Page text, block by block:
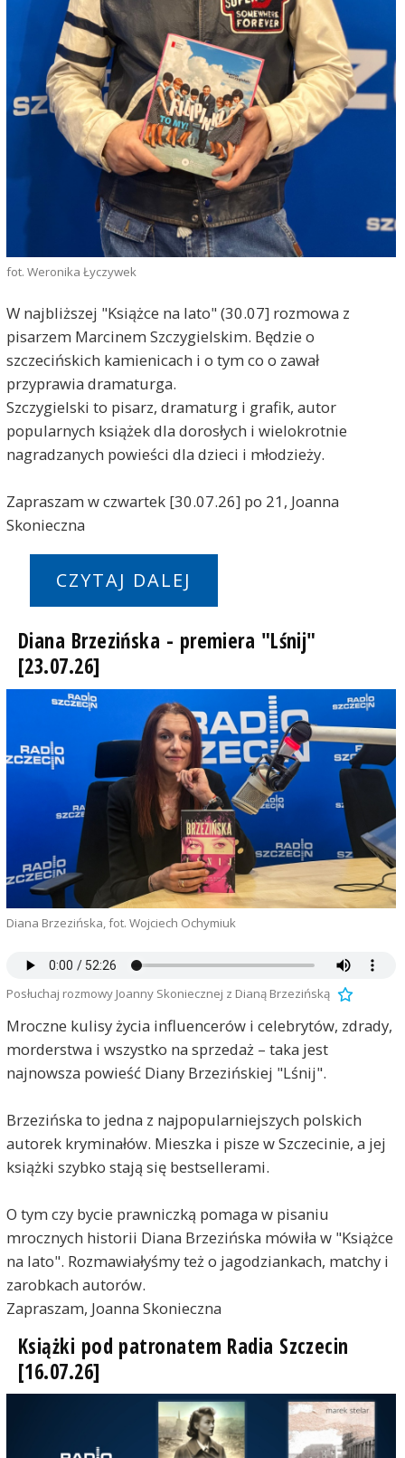
fot. Weronika Łyczywek
W najbliższej "Książce na lato" (30.07] rozmowa z
pisarzem Marcinem Szczygielskim. Będzie o
szczecińskich kamienicach i o tym co o zawał
przyprawia dramaturga.
Szczygielski to pisarz, dramaturg i grafik, autor
popularnych książek dla dorosłych i wielokrotnie
nagradzanych powieści dla dzieci i młodzieży.
Zapraszam w czwartek [30.07.26] po 21, Joanna
Skonieczna
CZYTAJ DALEJ
Diana Brzezińska - premiera "Lśnij"
[23.07.26]
Diana Brzezińska, fot. Wojciech Ochymiuk
Posłuchaj rozmowy Joanny Skoniecznej z Dianą Brzezińską
Mroczne kulisy życia influencerów i celebrytów, zdrady,
morderstwa i wszystko na sprzedaż – taka jest
najnowsza powieść Diany Brzezińskiej "Lśnij".
Brzezińska to jedna z najpopularniejszych polskich
autorek kryminałów. Mieszka i pisze w Szczecinie, a jej
książki szybko stają się bestsellerami.
O tym czy bycie prawniczką pomaga w pisaniu
mrocznych historii Diana Brzezińska mówiła w "Książce
na lato". Rozmawiałyśmy też o jagodziankach, matchy i
zarobkach autorów.
Zapraszam, Joanna Skonieczna
Książki pod patronatem Radia Szczecin
[16.07.26]